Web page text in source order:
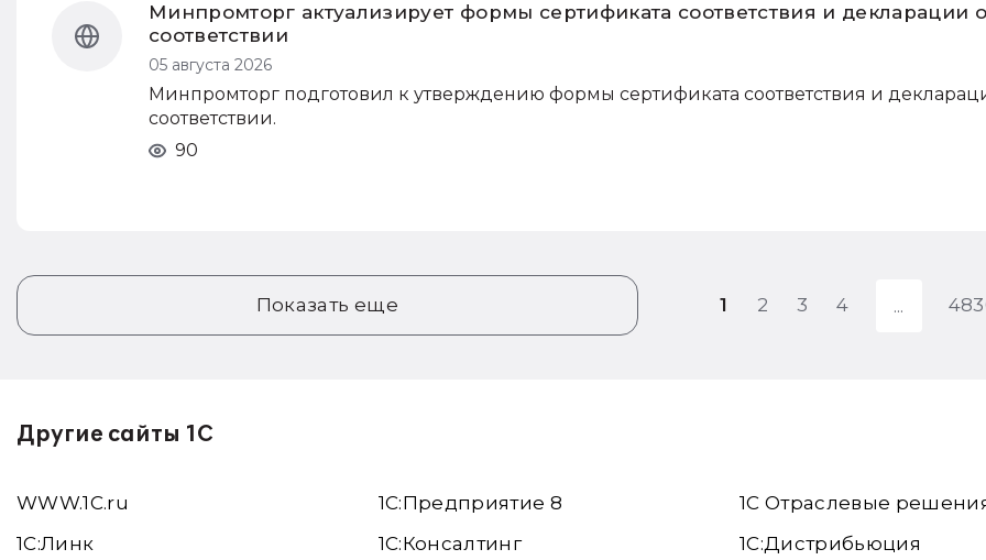
Минпромторг актуализирует формы сертификата соответствия и декларации о
соответствии
05 августа 2026
Минпромторг подготовил к утверждению формы сертификата соответствия и
соответствии.
90
Показать еще 1 2 3 4
Другие сайты 1С
WWW.1С.ru
1С:Линк
1С:Предприятие 8
1С:Консалтинг
1С Отраслевые
1С:Дистрибьюция